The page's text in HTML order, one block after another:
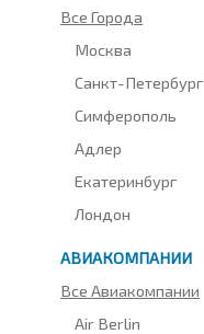
Все Города
Москва
Санкт-Петербург
Симферополь
Адлер
Екатеринбург
Лондон
АВИАКОМПАНИИ
Все Авиакомпании
Air Berlin